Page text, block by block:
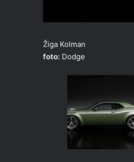
Žiga Kolman
foto: Dodge